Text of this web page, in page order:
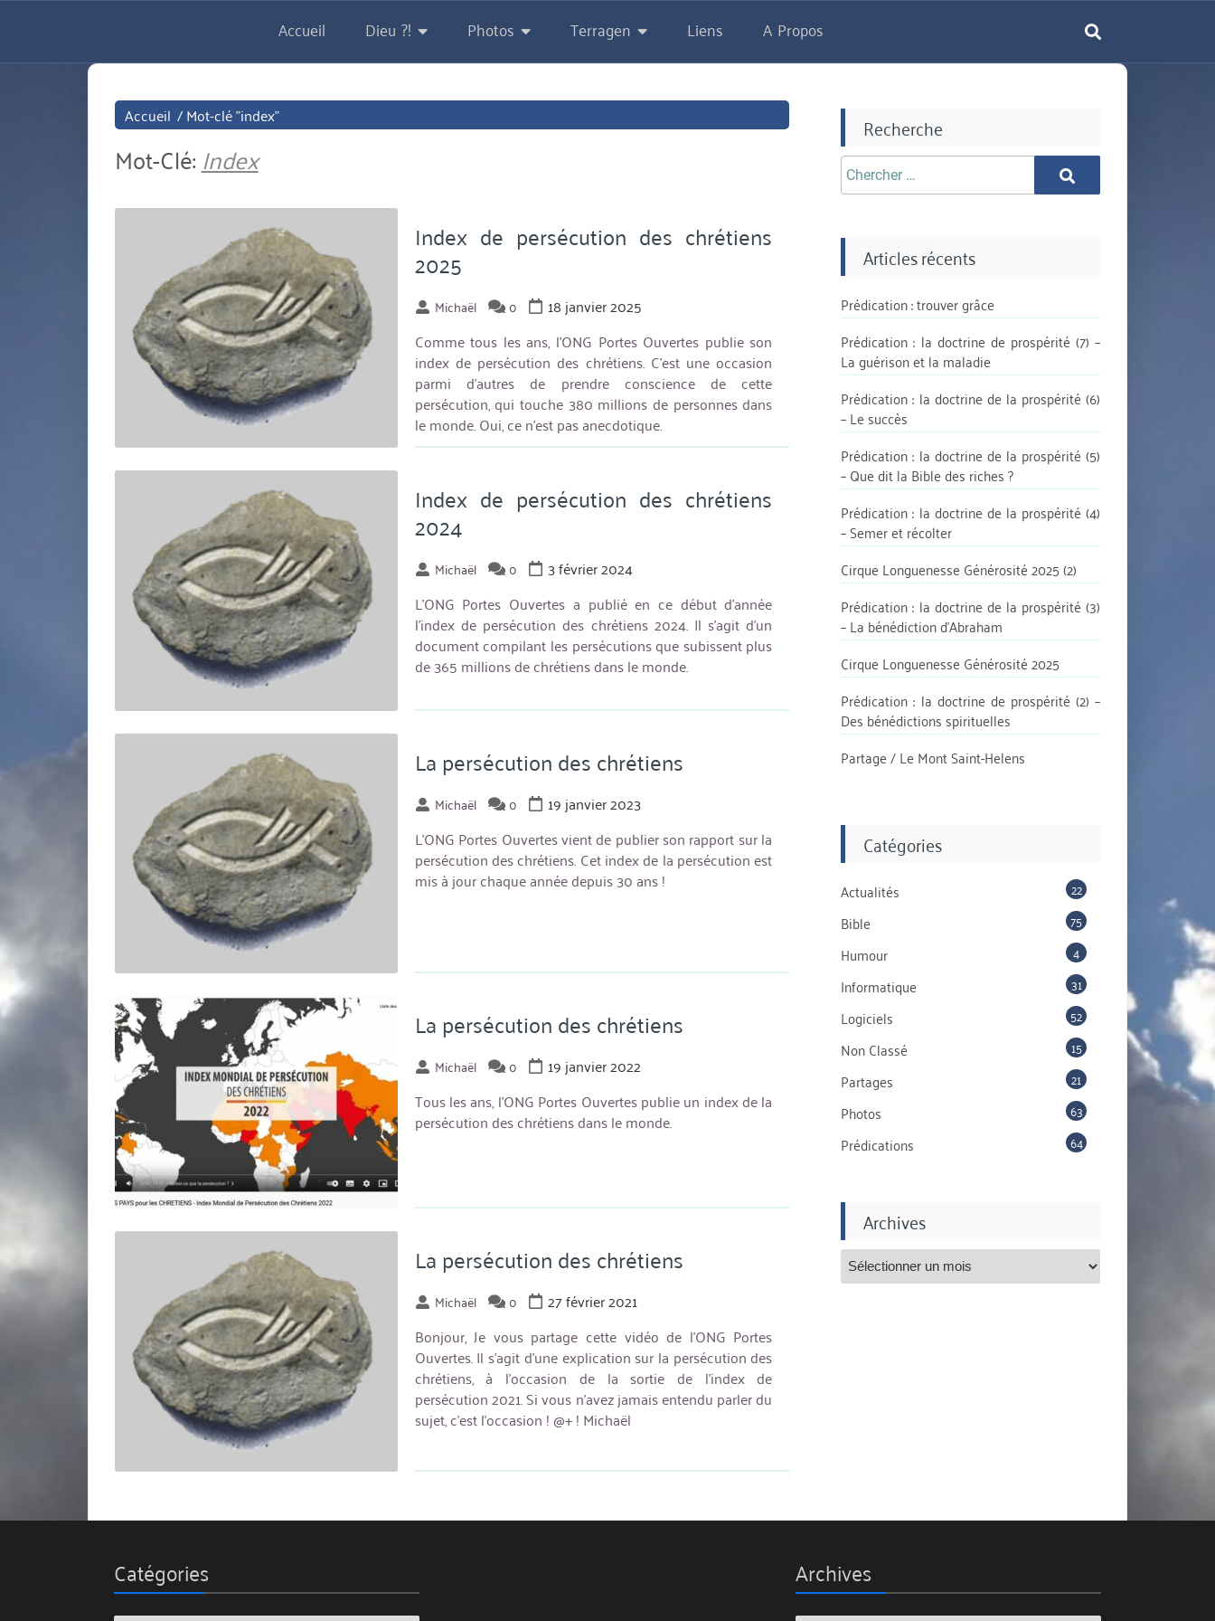
au
Accueil Dieu ?! Photos Terragen Liens A Propos
Accueil /Mot-clé "index"
Mot-Clé: Index
Index de persécution des chrétiens
2025
Michaël 0
18 janvier 2025
Comme tous les ans, l’ONG Portes Ouvertes publie son
index de persécution des chrétiens. C’est une occasion
parmi d’autres de prendre conscience de cette
persécution, qui touche 380 millions de personnes dans
le monde. Oui, ce n’est pas anecdotique.
Index de persécution des chrétiens
2024
Michaël 0
3 février 2024
L’ONG Portes Ouvertes a publié en ce début d’année
l’index de persécution des chrétiens 2024. Il s’agit d’un
document compilant les persécutions que subissent plus
de 365 millions de chrétiens dans le monde.
La persécution des chrétiens
Michaël 0
19 janvier 2023
L’ONG Portes Ouvertes vient de publier son rapport sur la
persécution des chrétiens. Cet index de la persécution est
mis à jour chaque année depuis 30 ans !
La persécution des chrétiens
Michaël 0
19 janvier 2022
Tous les ans, l’ONG Portes Ouvertes publie un index de la
persécution des chrétiens dans le monde.
miniature
La persécution des chrétiens
Michaël 0
27 février 2021
Bonjour, Je vous partage cette vidéo de l’ONG Portes
Ouvertes. Il s’agit d’une explication sur la persécution des
chrétiens, à l’occasion de la sortie de l’index de
persécution 2021. Si vous n’avez jamais entendu parler du
sujet, c’est l’occasion ! @+ ! Michaël
Recherche
Chercher
aprè:
Chercher
Articles récents
Prédication : trouver grâce
Prédication : la doctrine de prospérité (7) –
La guérison et la maladie
Prédication : la doctrine de la prospérité (6)
– Le succès
Prédication : la doctrine de la prospérité (5)
– Que dit la Bible des riches ?
Prédication : la doctrine de la prospérité (4)
– Semer et récolter
Cirque Longuenesse Générosité 2025 (2)
Prédication : la doctrine de la prospérité (3)
– La bénédiction d’Abraham
Cirque Longuenesse Générosité 2025
Prédication : la doctrine de prospérité (2) –
Des bénédictions spirituelles
Partage / Le Mont Saint-Helens
Catégories
Actualités 22
Bible 75
Humour 4
Informatique 31
Logiciels 52
Non Classé 15
Partages 21
Photos 63
Prédications 64
Archives
Catégories Archives